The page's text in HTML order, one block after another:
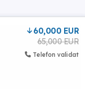
60,000 EUR
65,000 EUR
Telefon validat